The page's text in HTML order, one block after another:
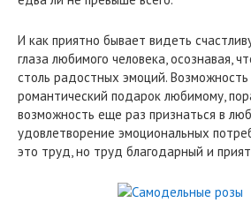
И как приятно бывает видеть
глаза любимого человека, осознавая,
столь радостных эмоций.
романтический подарок любимому,
возможность еще раз признаться в
удовлетворение эмоциональных
это труд, но труд благодарный и